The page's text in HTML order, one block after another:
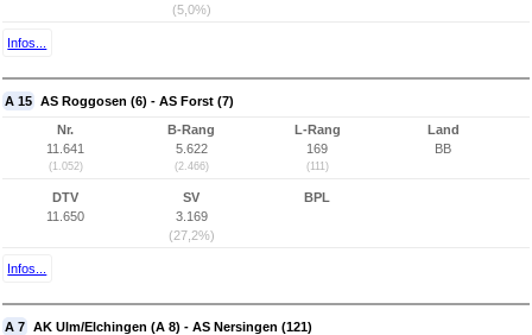
(5,0%)
Infos...
A 15 AS Roggosen (6) - AS Forst (7)
Nr.
11.641
(1.052)
B-Rang
5.622
(2.466)
L-Rang
169
(111)
Land
BB
DTV
11.650
SV
3.169
(27,2%)
BPL
Infos...
A 7 AK Ulm/Elchingen (A 8) - AS Nersingen (121)